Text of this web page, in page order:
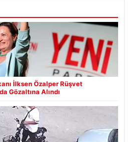
İlksen Özalper Rüşvet
Gözaltına Alındı